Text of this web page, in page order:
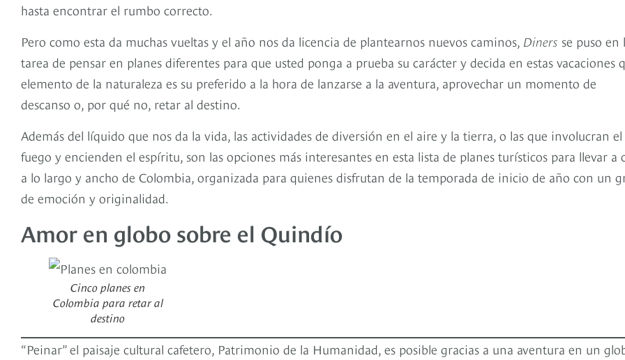
hasta encontrar el rumbo correcto.
Pero como esta da muchas vueltas y el año nos da licencia de plantearnos nuevos caminos, Diners se puso en
tarea de pensar en planes diferentes para que usted ponga a prueba su carácter y decida en estas vacaciones
elemento de la naturaleza es su preferido a la hora de lanzarse a la aventura, aprovechar un momento de
descanso o, por qué no, retar al destino.
Además del líquido que nos da la vida, las actividades de diversión en el aire y la tierra, o las que involucran el
fuego y encienden el espíritu, son las opciones más interesantes en esta lista de planes turísticos para llevar a
a lo largo y ancho de Colombia, organizada para quienes disfrutan de la temporada de inicio de año con un
de emoción y originalidad.
Amor en globo sobre el Quindío
Cinco planes en
Colombia para retar al
destino
“Peinar” el paisaje cultural cafetero, Patrimonio de la Humanidad, es posible gracias a una aventura en un